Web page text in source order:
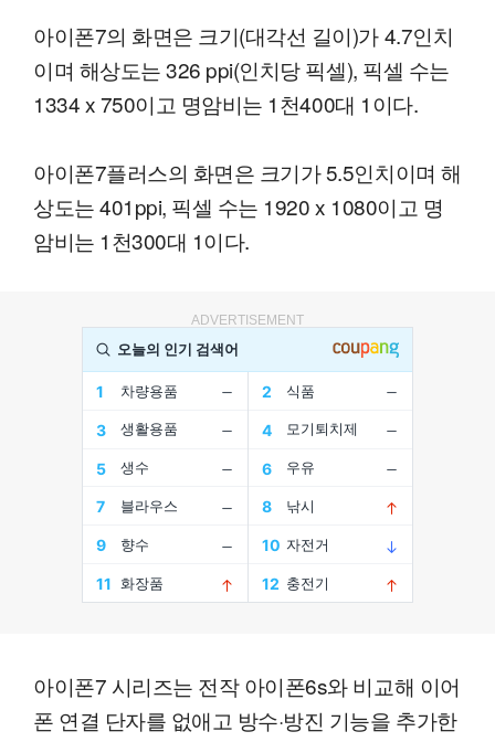
아이폰7의 화면은 크기(대각선 길이)가 4.7인치
이며 해상도는 326 ppi(인치당 픽셀), 픽셀 수는
1334 x 750이고 명암비는 1천400대 1이다.
아이폰7플러스의 화면은 크기가 5.5인치이며 해
상도는 401ppi, 픽셀 수는 1920 x 1080이고 명
암비는 1천300대 1이다.
ADVERTISEMENT
아이폰7 시리즈는 전작 아이폰6s와 비교해 이어
폰 연결 단자를 없애고 방수·방진 기능을 추가한